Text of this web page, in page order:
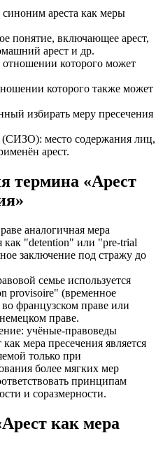
ареста как меры
понятие, включающее арест,
арест и др.
которого может
которого также может
избирать меру пресечения
(СИЗО): место содержания лиц,
арест.
термина «Арест
аналогичная мера
как "detention" или "pre-trial
заключение под стражу до
семье используется
provisoire" (временное
французском праве или
праве.
учёные-правоведы
мера пресечения является
только при
более мягких мер
принципам
и соразмерности.
как мера